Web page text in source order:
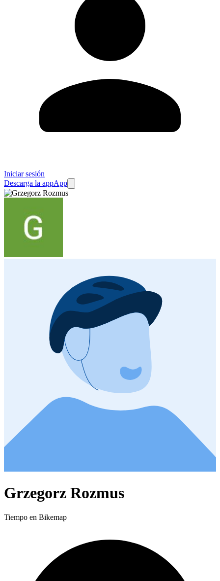
Iniciar sesión
Descarga la appApp
Grzegorz Rozmus
Tiempo en Bikemap